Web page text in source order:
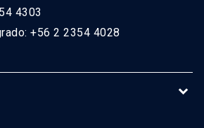
4303
+56 2 2354 4028